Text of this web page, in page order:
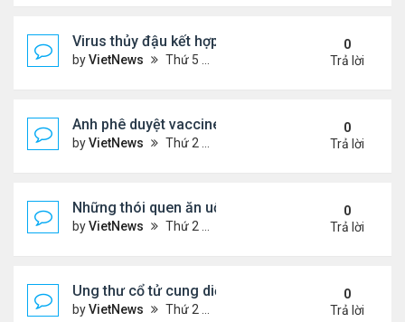
Virus thủy đậu kết hợp virus mụn rộp thành bệnh
byVietNews Thứ 5 Tháng 8 18, 2022 3:28 pm
0
Trả lời
Anh phê duyệt vaccine đặc hiệu với biến chủng
byVietNews Thứ 2 Tháng 8 15, 2022 3:54 pm
0
Trả lời
Những thói quen ăn uống gây lão hóa nhanh
byVietNews Thứ 2 Tháng 8 15, 2022 3:50 pm
0
Trả lời
Ung thư cổ tử cung diễn tiến âm thầm
byVietNews Thứ 2 Tháng 8 15, 2022 3:48 pm
0
Trả lời